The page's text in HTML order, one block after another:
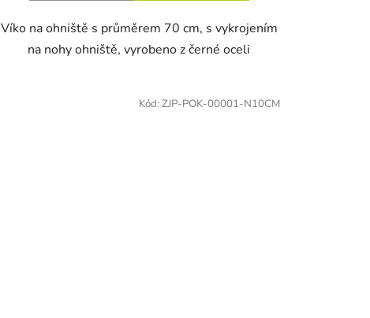
Víko na ohniště s průměrem 70 cm, s vykrojením
na nohy ohniště, vyrobeno z černé oceli
Kód: ZJP-POK-00001-N10CM